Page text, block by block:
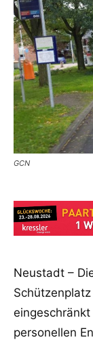
GCN
Neustadt –
personellen